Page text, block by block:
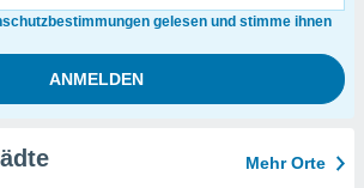
gelesen und stimme ihnen
Mehr Orte